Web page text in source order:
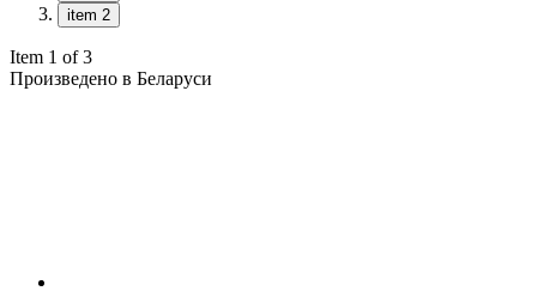
item 2
Item 1 of 3
Произведено в Беларуси